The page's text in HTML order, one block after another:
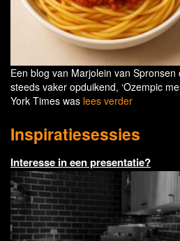
Een blog van Marjolein van
steeds vaker opduikend, ‘Ozempic
York Times was lees verder
Inspiratiesessies
Interesse in een presentatie?